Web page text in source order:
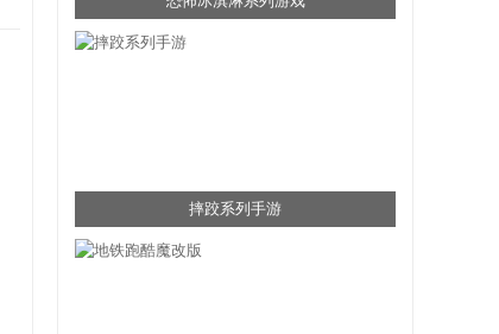
摔跤系列手游